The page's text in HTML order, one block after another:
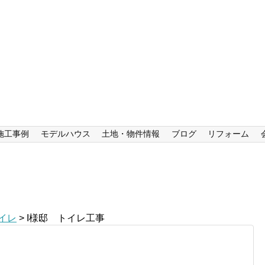
工事例 モデルハウス 土地・物件情報 ブログ リフォーム
レ > I様邸 トイレ工事